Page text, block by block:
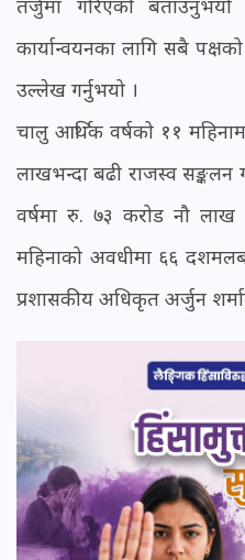
तर्जुमा गरिएको
कार्यान्वयनका लागि सबै
उल्लेख गर्नुभयो ।
चालु आर्थिक वर्षको ११
लाखभन्दा बढी राजस्व
वर्षमा रु. ७३ करोड नौ
महिनाको अवधीमा ६६
प्रशासकीय अधिकृत अर्जुन